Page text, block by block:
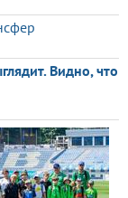
Видно, что